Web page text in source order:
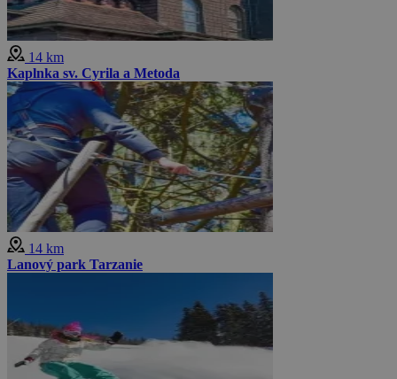
14 km
Kaplnka sv. Cyrila a Metoda
14 km
Lanový park Tarzanie